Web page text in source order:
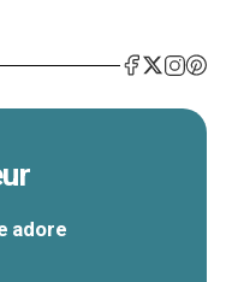
adore